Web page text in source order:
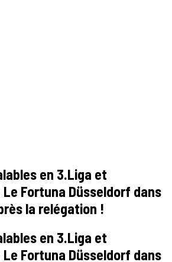
en 3.Liga et
Fortuna Düsseldorf dans
la relégation !
en 3.Liga et
Fortuna Düsseldorf dans